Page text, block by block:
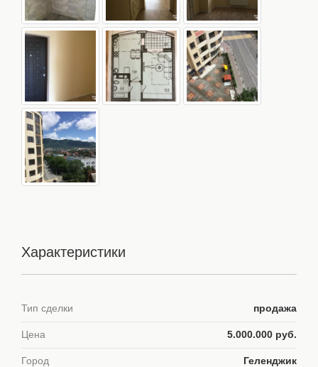
Характеристики
Тип сделки продажа
Цена 5.000.000 руб.
Город Геленджик